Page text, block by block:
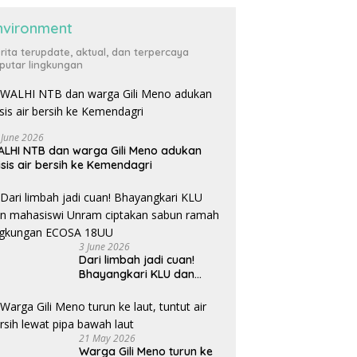
terupdate, aktual, dan terpercaya
lingkungan
2026
NTB dan warga Gili Meno adukan
air bersih ke Kemendagri
3 June 2026
Dari limbah jadi cuan!
Bhayangkari KLU dan
sabun ramah lingkungan
ECOSA 18UU
21 May 2026
Warga Gili Meno turun ke